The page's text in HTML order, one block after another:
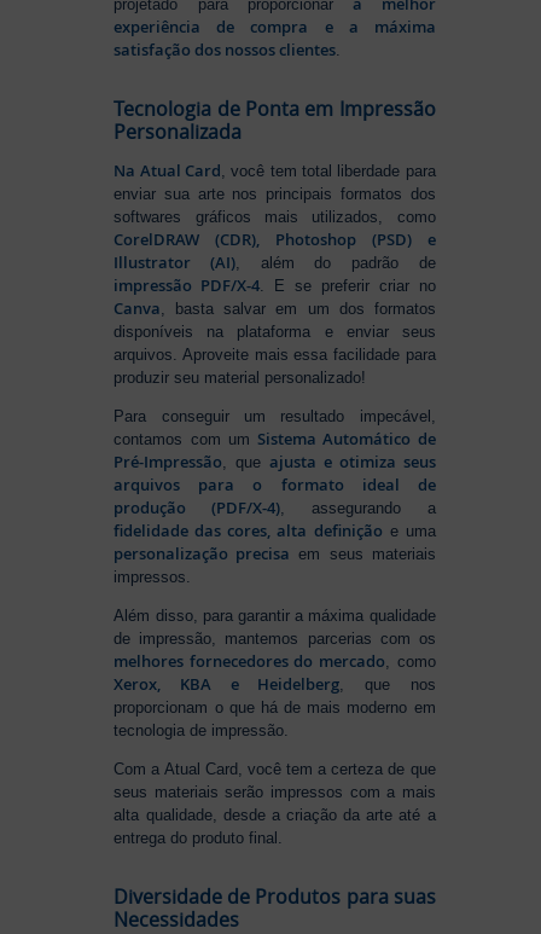
projetado para proporcionar
experiência de compra e a máxima
satisfação dos nossos clientes
Tecnologia de Ponta em Impressão
Personalizada
Na Atual Card, você tem total liberdade para
enviar sua arte nos principais formatos dos
softwares gráficos mais utilizados, como
CorelDRAW (CDR), Photoshop (PSD) e
Illustrator (AI), além do padrão de
impressão PDF/X-4. E se preferir criar no
Canva, basta salvar em um dos formatos
disponíveis na plataforma e enviar seus
arquivos. Aproveite mais essa facilidade para
produzir seu material personalizado!
Para conseguir um resultado impecável,
contamos com um Sistema Automático de
Pré-Impressão, queajusta e otimiza seus
arquivos para o formato ideal de
produção (PDF/X-4), assegurando a
fidelidade das cores, alta definição e uma
personalização precisa em seus materiais
impressos.
Além disso, para garantir a máxima qualidade
de impressão, mantemos parcerias com os
melhores fornecedores do mercado, como
Xerox, KBA e Heidelberg, que nos
proporcionam o que há de mais moderno em
tecnologia de impressão.
Com a Atual Card, você tem a certeza de que
seus materiais serão impressos com a mais
alta qualidade, desde a criação da arte até a
entrega do produto final.
Diversidade de Produtos para suas
Necessidades